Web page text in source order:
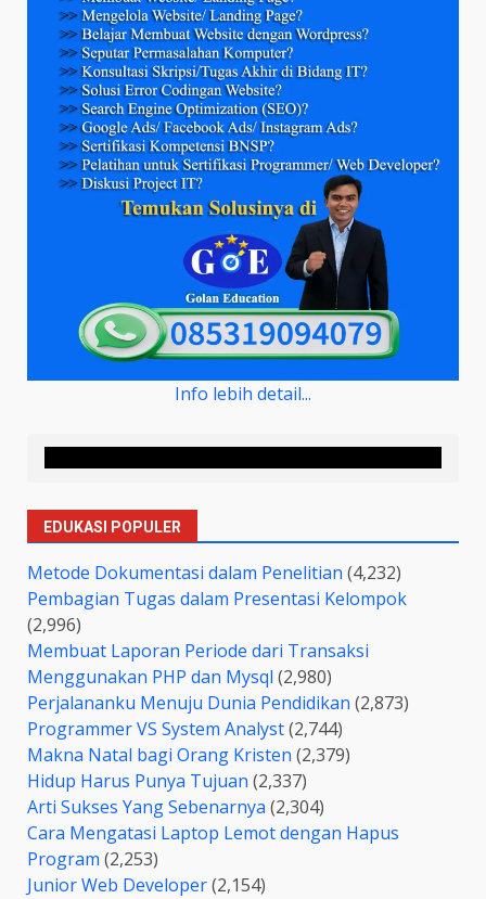
Info lebih detail...
EDUKASI POPULER
Metode Dokumentasi dalam Penelitian (4,232)
Pembagian Tugas dalam Presentasi Kelompok
(2,996)
Membuat Laporan Periode dari Transaksi
Menggunakan PHP dan Mysql (2,980)
Perjalananku Menuju Dunia Pendidikan (2,873)
Programmer VS System Analyst(2,744)
Makna Natal bagi Orang Kristen (2,379)
Hidup Harus Punya Tujuan (2,337)
Arti Sukses Yang Sebenarnya (2,304)
Cara Mengatasi Laptop Lemot dengan Hapus
Program (2,253)
Junior Web Developer(2,154)